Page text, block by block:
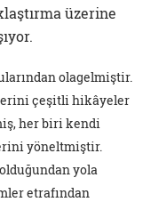
üzerine
olagelmiştir.
çeşitli hikâyeler
her biri kendi
yöneltmiştir.
yola
etrafından